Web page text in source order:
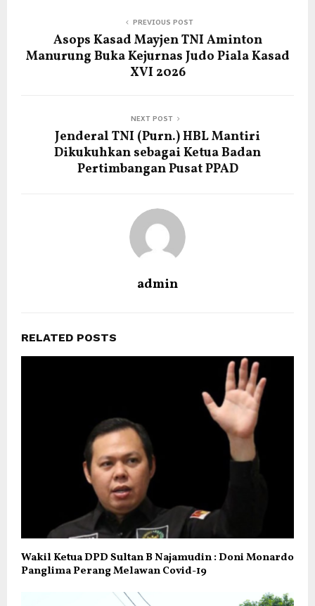
PREVIOUS POST
Asops Kasad Mayjen TNI Aminton
Manurung Buka Kejurnas Judo Piala Kasad
XVI 2026
NEXT POST
Jenderal TNI (Purn.) HBL Mantiri
Dikukuhkan sebagai Ketua Badan
Pertimbangan Pusat PPAD
admin
RELATED POSTS
Wakil Ketua DPD Sultan B Najamudin : Doni Monardo
Panglima Perang Melawan Covid-19